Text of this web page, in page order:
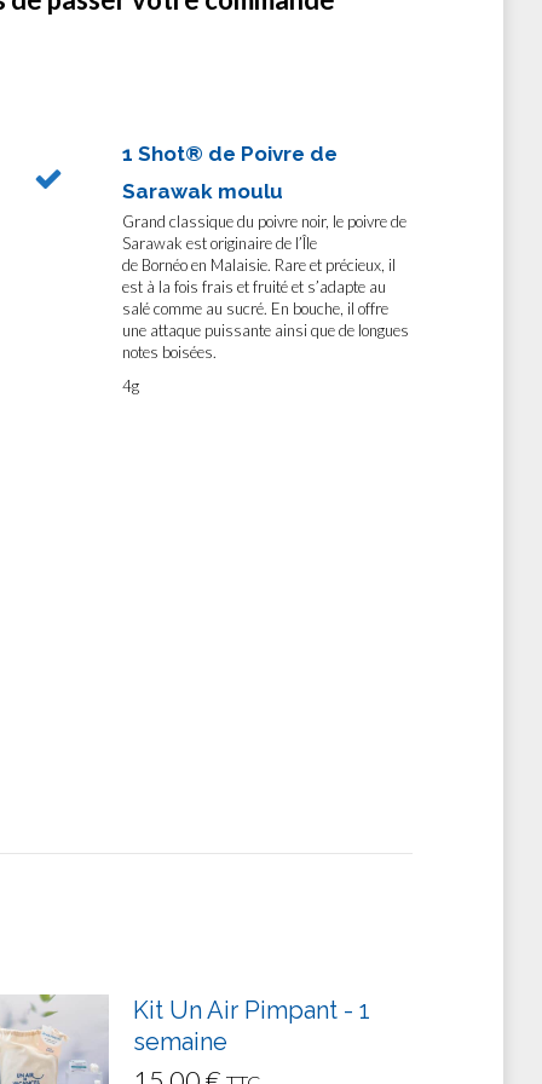
1 Shot® de Poivre de
Sarawak moulu
Grand classique du poivre noir, le poivre de
Sarawak est originaire de l’Île
de Bornéo en Malaisie. Rare et précieux, il
est à la fois frais et fruité et s’adapte au
salé comme au sucré. En bouche, il offre
une attaque puissante ainsi que de longues
notes boisées.
4g
Kit Un Air Pimpant - 1
semaine